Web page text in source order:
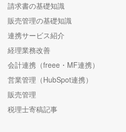
請求書の基礎知識
販売管理の基礎知識
連携サービス紹介
経理業務改善
会計連携（freee・MF連携）
営業管理（HubSpot連携）
販売管理
税理士寄稿記事